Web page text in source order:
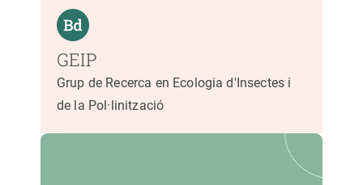
GEIP
Grup de Recerca en Ecologia d'Insectes i
de la Pol·linització